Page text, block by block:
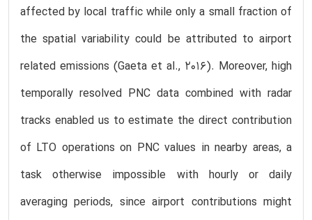
affected by local traffic while only a small fraction of
the spatial variability could be attributed to airport
related emissions (Gaeta et al., 2016). Moreover, high
temporally resolved PNC data combined with radar
tracks enabled us to estimate the direct contribution
of LTO operations on PNC values in nearby areas, a
task otherwise impossible with hourly or daily
averaging periods, since airport contributions might